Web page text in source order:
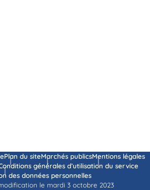
Plan du siteMarchés publicsMentions légales
générales d’utilisation du service
des données personnelles
le mardi 3 octobre 2023